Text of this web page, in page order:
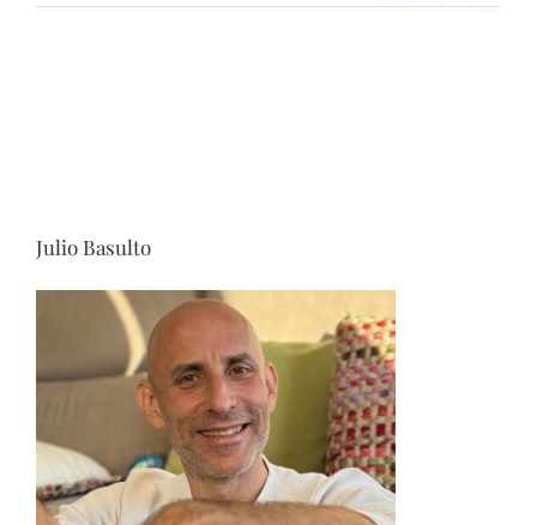
Julio Basulto